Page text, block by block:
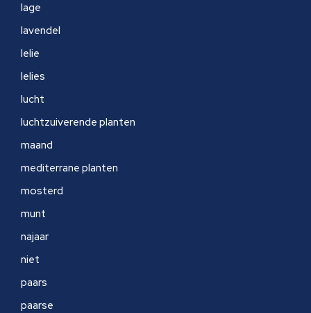
lage
lavendel
lelie
lelies
lucht
luchtzuiverende planten
maand
mediterrane planten
mosterd
munt
najaar
niet
paars
paarse